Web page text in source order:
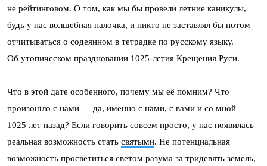
не рейтинговом. О том, как мы бы провели летние каникулы,
будь у нас волшебная палочка, и никто не заставлял бы потом
отчитываться о содеянном в тетрадке по русскому языку.
Об утопическом праздновании 1025-летия Крещения Руси.
Что в этой дате особенного, почему мы её помним? Что
произошло с нами — да, именно с нами, с вами и со мной —
1025 лет назад? Если говорить совсем просто, у нас появилась
реальная возможность стать святыми. Не потенциальная
возможность просветиться светом разума за тридевять земель,